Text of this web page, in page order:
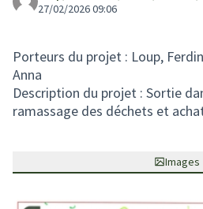
27/02/2026 09:06
Porteurs du projet : Loup,
Anna
Description du projet : Sortie
ramassage des déchets et
Images